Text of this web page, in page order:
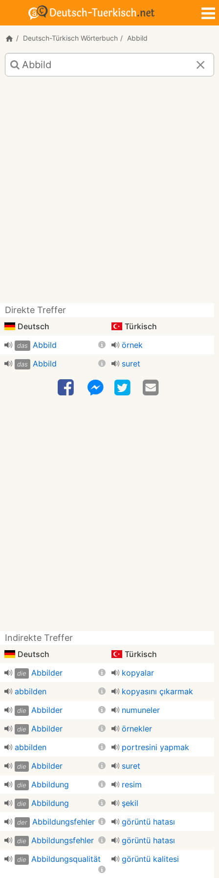
Deutsch-Türkisch Wörterbuch Abbild
Deutsch-
Türkisch
Übersetzung
Direkte Treffer
Deutsch Türkisch
das Abbild örnek
das Abbild suret
Indirekte Treffer
Deutsch Türkisch
die Abbilder
kopyalar
abbilden
kopyasını çıkarmak
die Abbilder numuneler
die Abbilder
örnekler
abbilden
portresini yapmak
die Abbilder suret
die Abbildung resim
die Abbildung şekil
der Abbildungsfehler görüntü hatası
die Abbildungsfehler görüntü hatası
die Abbildungsqualität görüntü kalitesi